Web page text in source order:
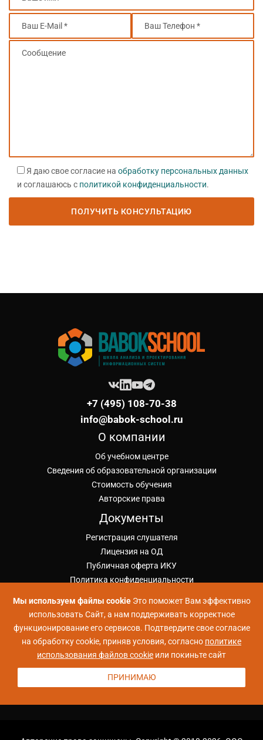
Я даю свое согласие на обработку персональных данных
и соглашаюсь с политикой конфиденциальности.
+7 (495) 108-70-38
info@babok-school.ru
О компании
Об учебном центре
Сведения об образовательной организации
Стоимость обучения
Авторские права
Документы
Регистрация слушателя
Лицензия на ОД
Публичная оферта ИКУ
Политика конфиденциальности
Согласие на обработку ПД
Проекты УЦ Коммерсант
Школа Больших Данных
Школа Python
Школа управления и продаж
Мы используем файлы cookieЭто поможет Вам эффективно
использовать Сайт, а нам поддерживать корректное
функционирование его сервисов. Подтвердите свое согласие
на обработку cookie, приняв условия, согласно политике
использования файлов cookie или покиньте сайт
ПРИНИМАЮ